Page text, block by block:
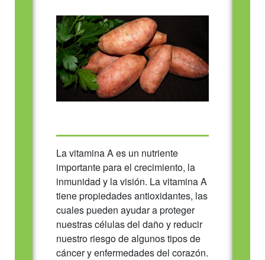
La vitamina A es un nutriente
importante para el crecimiento, la
inmunidad y la visión. La vitamina A
tiene propiedades antioxidantes, las
cuales pueden ayudar a proteger
nuestras células del daño y reducir
nuestro riesgo de algunos tipos de
cáncer y enfermedades del corazón.